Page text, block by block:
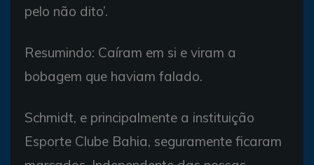
pelo não dito’.
Resumindo: Caíram em si e viram a
bobagem que haviam falado.
Schmidt, e principalmente a instituição
Esporte Clube Bahia, seguramente ficaram